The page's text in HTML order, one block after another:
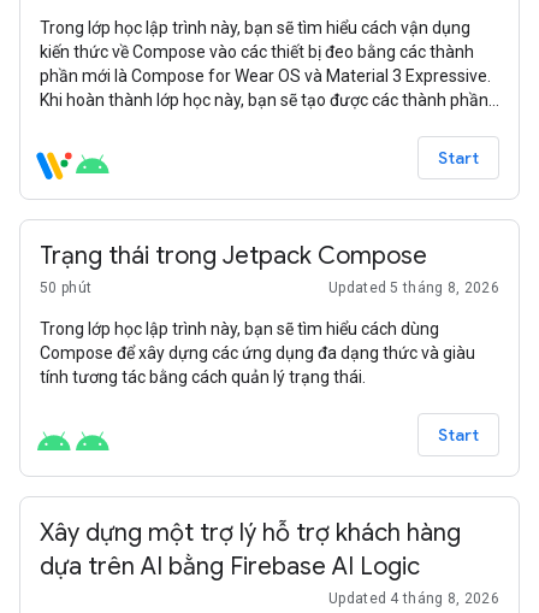
Trong lớp học lập trình này, bạn sẽ tìm hiểu cách vận dụng
kiến thức về Compose vào các thiết bị đeo bằng các thành
phần mới là Compose for Wear OS và Material 3 Expressive.
Khi hoàn thành lớp học này, bạn sẽ tạo được các thành phần
cho thiết bị đeo.
Start
Trạng thái trong Jetpack Compose
50 phút Updated 5 tháng 8, 2026
Trong lớp học lập trình này, bạn sẽ tìm hiểu cách dùng
Compose để xây dựng các ứng dụng đa dạng thức và giàu
tính tương tác bằng cách quản lý trạng thái.
Start
Xây dựng một trợ lý hỗ trợ khách hàng
dựa trên AI bằng Firebase AI Logic
Updated 4 tháng 8, 2026